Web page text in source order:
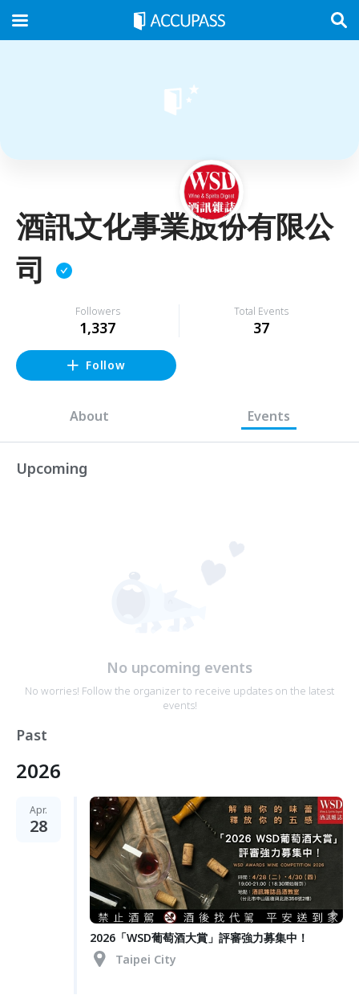
酒訊文化事業股份有限公
司
Followers
1,337
Total Events
37
Follow
About Events
Upcoming
No upcoming events
No worries! Follow the organizer to receive updates on the latest
events!
Past
2026
Apr.
28
2026「WSD葡萄酒大賞」評審強力募集中！
Taipei City